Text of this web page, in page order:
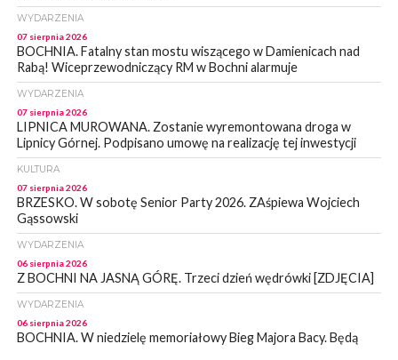
WYDARZENIA
07 sierpnia 2026
BOCHNIA. Fatalny stan mostu wiszącego w Damienicach nad
Rabą! Wiceprzewodniczący RM w Bochni alarmuje
WYDARZENIA
07 sierpnia 2026
LIPNICA MUROWANA. Zostanie wyremontowana droga w
Lipnicy Górnej. Podpisano umowę na realizację tej inwestycji
KULTURA
07 sierpnia 2026
BRZESKO. W sobotę Senior Party 2026. ZAśpiewa Wojciech
Gąssowski
WYDARZENIA
06 sierpnia 2026
Z BOCHNI NA JASNĄ GÓRĘ. Trzeci dzień wędrówki [ZDJĘCIA]
WYDARZENIA
06 sierpnia 2026
BOCHNIA. W niedzielę memoriałowy Bieg Majora Bacy. Będą